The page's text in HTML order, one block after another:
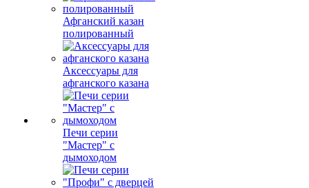
Афганский казан
полированный
Аксессуары для
афганского казана
Печи серии
"Мастер" с
дымоходом